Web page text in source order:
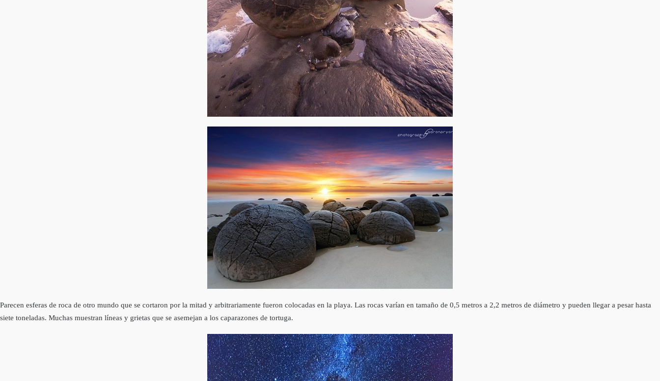
Parecen esferas de roca de otro mundo que se cortaron por la mitad y arbitrariamente fueron colocadas en la playa. Las rocas varían en tamaño de 0,5 metros a 2,2 metros de diámetro y pueden llegar a pesar hasta
siete toneladas. Muchas muestran líneas y grietas que se asemejan a los caparazones de tortuga.